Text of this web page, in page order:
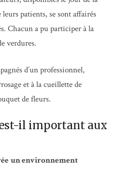
patients, se sont affairés
Chacun a pu participer à la
verdures.
d’un professionnel,
et à la cueillette de
de fleurs.
il important aux
un environnement